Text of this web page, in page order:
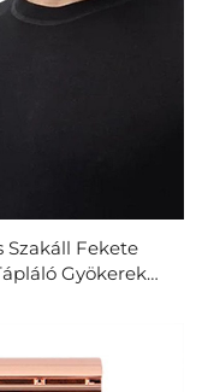
Szakáll Fekete
Gyökerek